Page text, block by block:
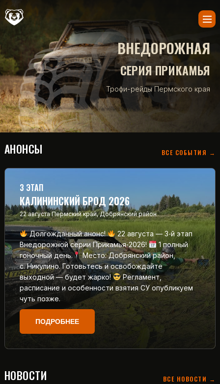
ВНЕДОРОЖНАЯ
СЕРИЯ ПРИКАМЬЯ
Трофи-рейды Пермского края
АНОНСЫ ВСЕ СОБЫТИЯ →
3 ЭТАП
КАЛИНИНСКИЙ БРОД 2026
22 августа Пермский край, Добрянский район
Долгожданный анонс!
22 августа — 3‑й этап
Внедорожной серии Прикамья‑2026!
1 полный
гоночный день.
Место: Добрянский район,
с. Никулино. Готовьтесь и освобождайте
выходной — будет жарко!
Регламент,
расписание и особенности взятия СУ опубликуем
чуть позже.
ПОДРОБНЕЕ
НОВОСТИ ВСЕ НОВОСТИ →